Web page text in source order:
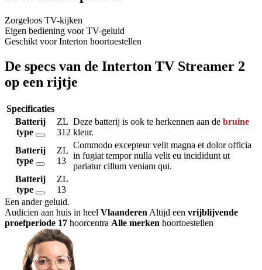
Zorgeloos TV-kijken
Eigen bediening voor TV-geluid
Geschikt voor Interton hoortoestellen
De specs van de Interton TV Streamer 2
op een rijtje
Specificaties
Batterij
type
ZL
312
Deze batterij is ook te herkennen aan de bruine
kleur.
Batterij
type
ZL
13
Commodo excepteur velit magna et dolor officia
in fugiat tempor nulla velit eu incididunt ut
pariatur cillum veniam qui.
Batterij
type
ZL
13
Een ander geluid.
Audicien aan huis in heel Vlaanderen Altijd een vrijblijvende
proefperiode 17 hoorcentra Alle merken hoortoestellen